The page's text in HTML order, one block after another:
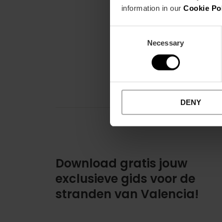
information in our Cookie
Necessary
DENY
Download gratis jouw
exclusieve gids voor de
stranden van Valencia!